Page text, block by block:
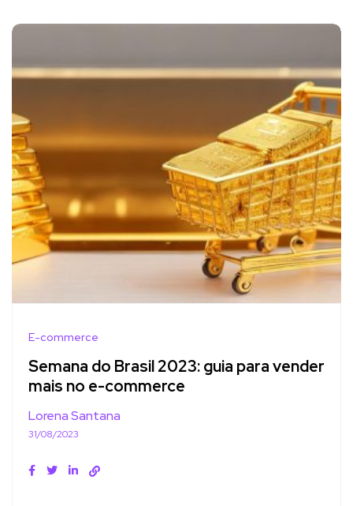
E-commerce
Semana do Brasil 2023: guia para vender
mais no e-commerce
Lorena Santana
31/08/2023